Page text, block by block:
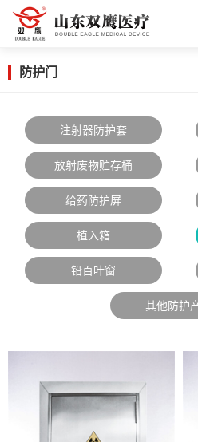
防护门
注射器防护套
放射废物贮存桶
给药防护屏
植入箱
铅百叶窗
其他防护
扫描微信二维码